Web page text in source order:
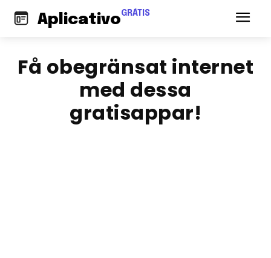
AplicativoGRÁTIS
Få obegränsat internet
med dessa
gratisappar!